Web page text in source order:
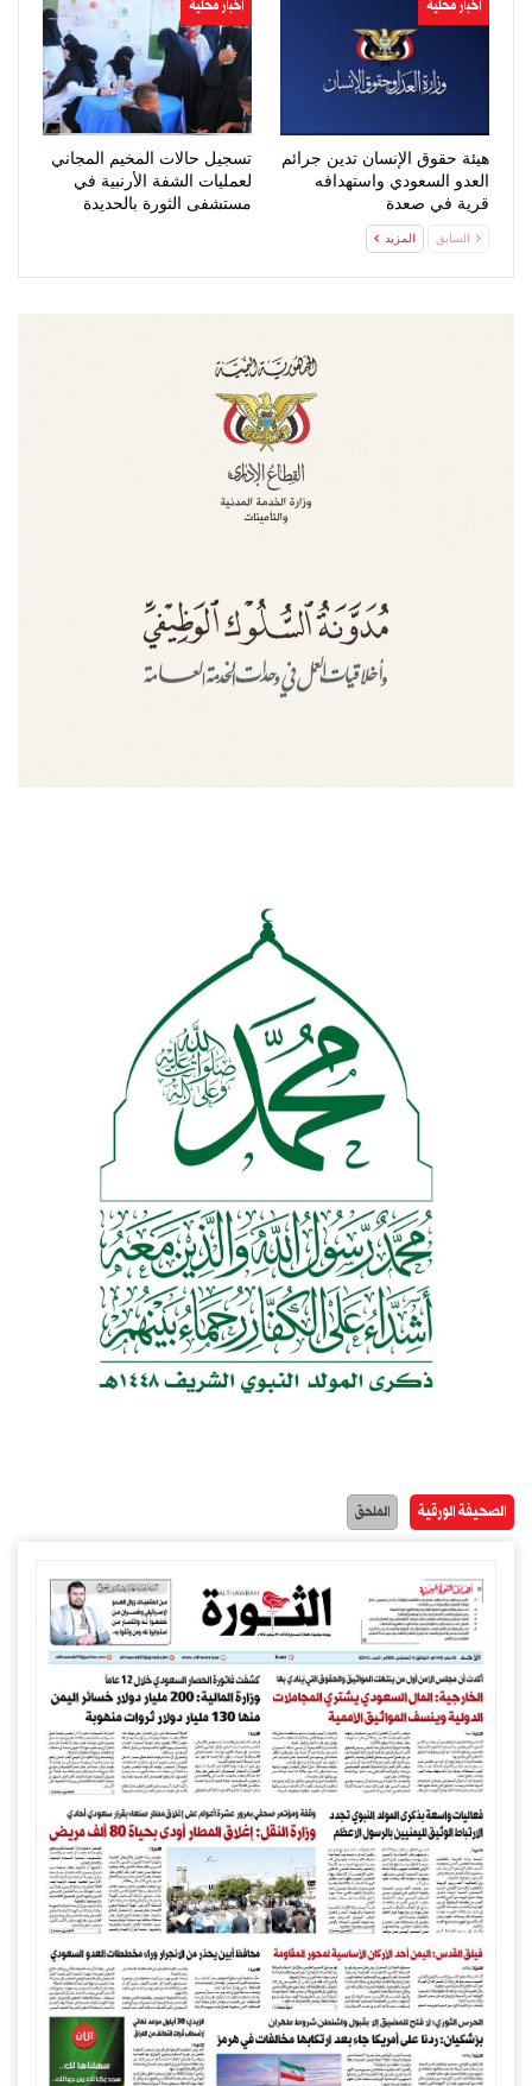
اخبار محلية
هيئة حقوق الإنسان تدين جرائم
العدو السعودي واستهدافه
قرية في صعدة
اخبار محلية
تسجيل حالات المخيم المجاني
لعمليات الشفة الأرنبية في
مستشفى الثورة بالحديدة
السابق المزيد
الصحيفة الورقية الملحق